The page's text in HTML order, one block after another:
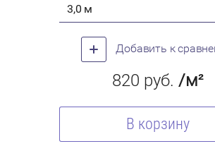
3,0 м
Добавить к
820 руб. /м²
В корзину